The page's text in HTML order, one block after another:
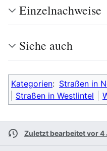
Einzelnachweise
Siehe auch
Kategorien: Straßen in
Straßen in Westlintel
Zuletzt bearbeitet vor 4